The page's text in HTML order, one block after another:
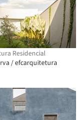
Residencial
/ efcarquitetura